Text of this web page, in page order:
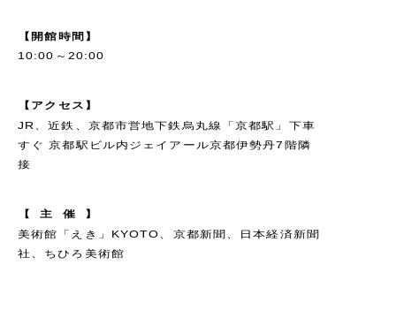
【 開館 時 間 】
10:00～20:00
【 アク セ ス 】
JR、近鉄、京都市営地下鉄烏丸線「京都駅」下車
すぐ 京都駅ビル内ジェイアール京都伊勢丹7階隣
接
【 主 催 】
美術館「えき」KYOTO、京都新聞、日本経済新聞
社、ちひろ美術館